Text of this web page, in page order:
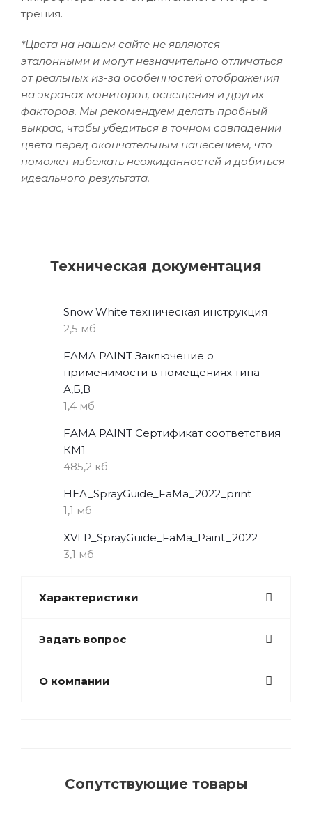
трения.
*Цвета на нашем сайте не являются
эталонными и могут незначительно отличаться
от реальных из-за особенностей отображения
на экранах мониторов, освещения и других
факторов. Мы рекомендуем делать пробный
выкрас, чтобы убедиться в точном совпадении
цвета перед окончательным нанесением, что
поможет избежать неожиданностей и добиться
идеального результата.
Техническая документация
Snow White техническая инструкция
2,5 мб
FAMA PAINT Заключение о
применимости в помещениях типа
А,Б,В
1,4 мб
FAMA PAINT Сертификат соответствия
КМ1
485,2 кб
HEA_SprayGuide_FaMa_2022_print
1,1 мб
XVLP_SprayGuide_FaMa_Paint_2022
3,1 мб
Характеристики
Задать вопрос
О компании
Сопутствующие товары